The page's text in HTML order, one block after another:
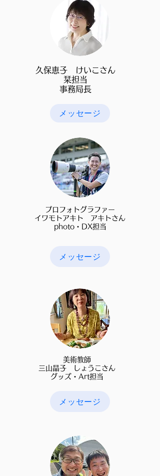
​久保恵子 けいこさん
​栞担当
​事務局長
メッセージ
プロフォトグラファー
イワモトアキト アキトさん
photo・DX担当
メッセージ
美術教師
三山晶子 しょうこさん
​グッズ・Art担当
メッセージ